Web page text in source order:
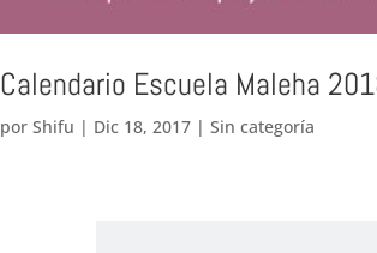
Calendario Escuela Maleha
porShifu | Dic 18, 2017 |Sin categoría